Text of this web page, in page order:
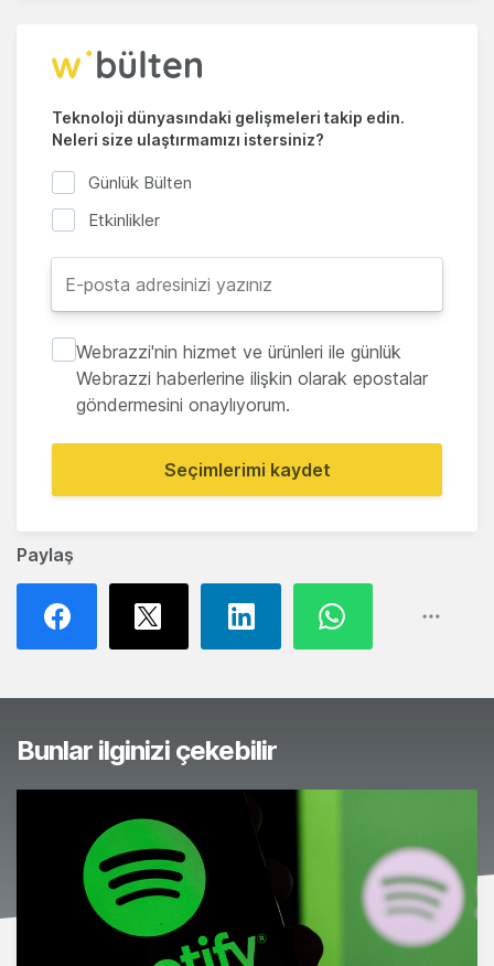
Paylaş
Teknoloji dünyasındaki gelişmeleri takip edin.
Neleri size ulaştırmamızı istersiniz?
Günlük Bülten
Etkinlikler
Webrazzi'nin hizmet ve ürünleri ile günlük
Webrazzi haberlerine ilişkin olarak epostalar
göndermesini onaylıyorum.
Seçimlerimi kaydet
Bunlar ilginizi çekebilir